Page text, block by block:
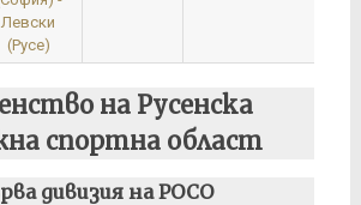
Левски
(Русе)
на Русенска
спортна област
дивизия на РОСО